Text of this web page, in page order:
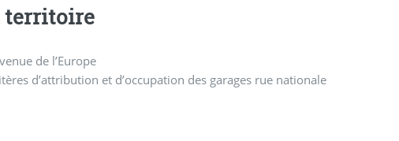
territoire
de l’Europe
d’attribution et d’occupation des garages rue nationale